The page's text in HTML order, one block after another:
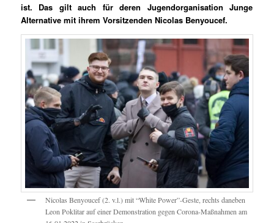
ist. Das gilt auch für deren Jugendorganisation Junge
Alternative mit ihrem Vorsitzenden Nicolas Benyoucef.
Nico­las Beny­oucef (2. v.l.) mit “White Power”-Geste, rechts daneben
Leon Pok­l­i­tar auf ein­er Demon­stra­tion gegen Coro­na-Maß­nah­men am